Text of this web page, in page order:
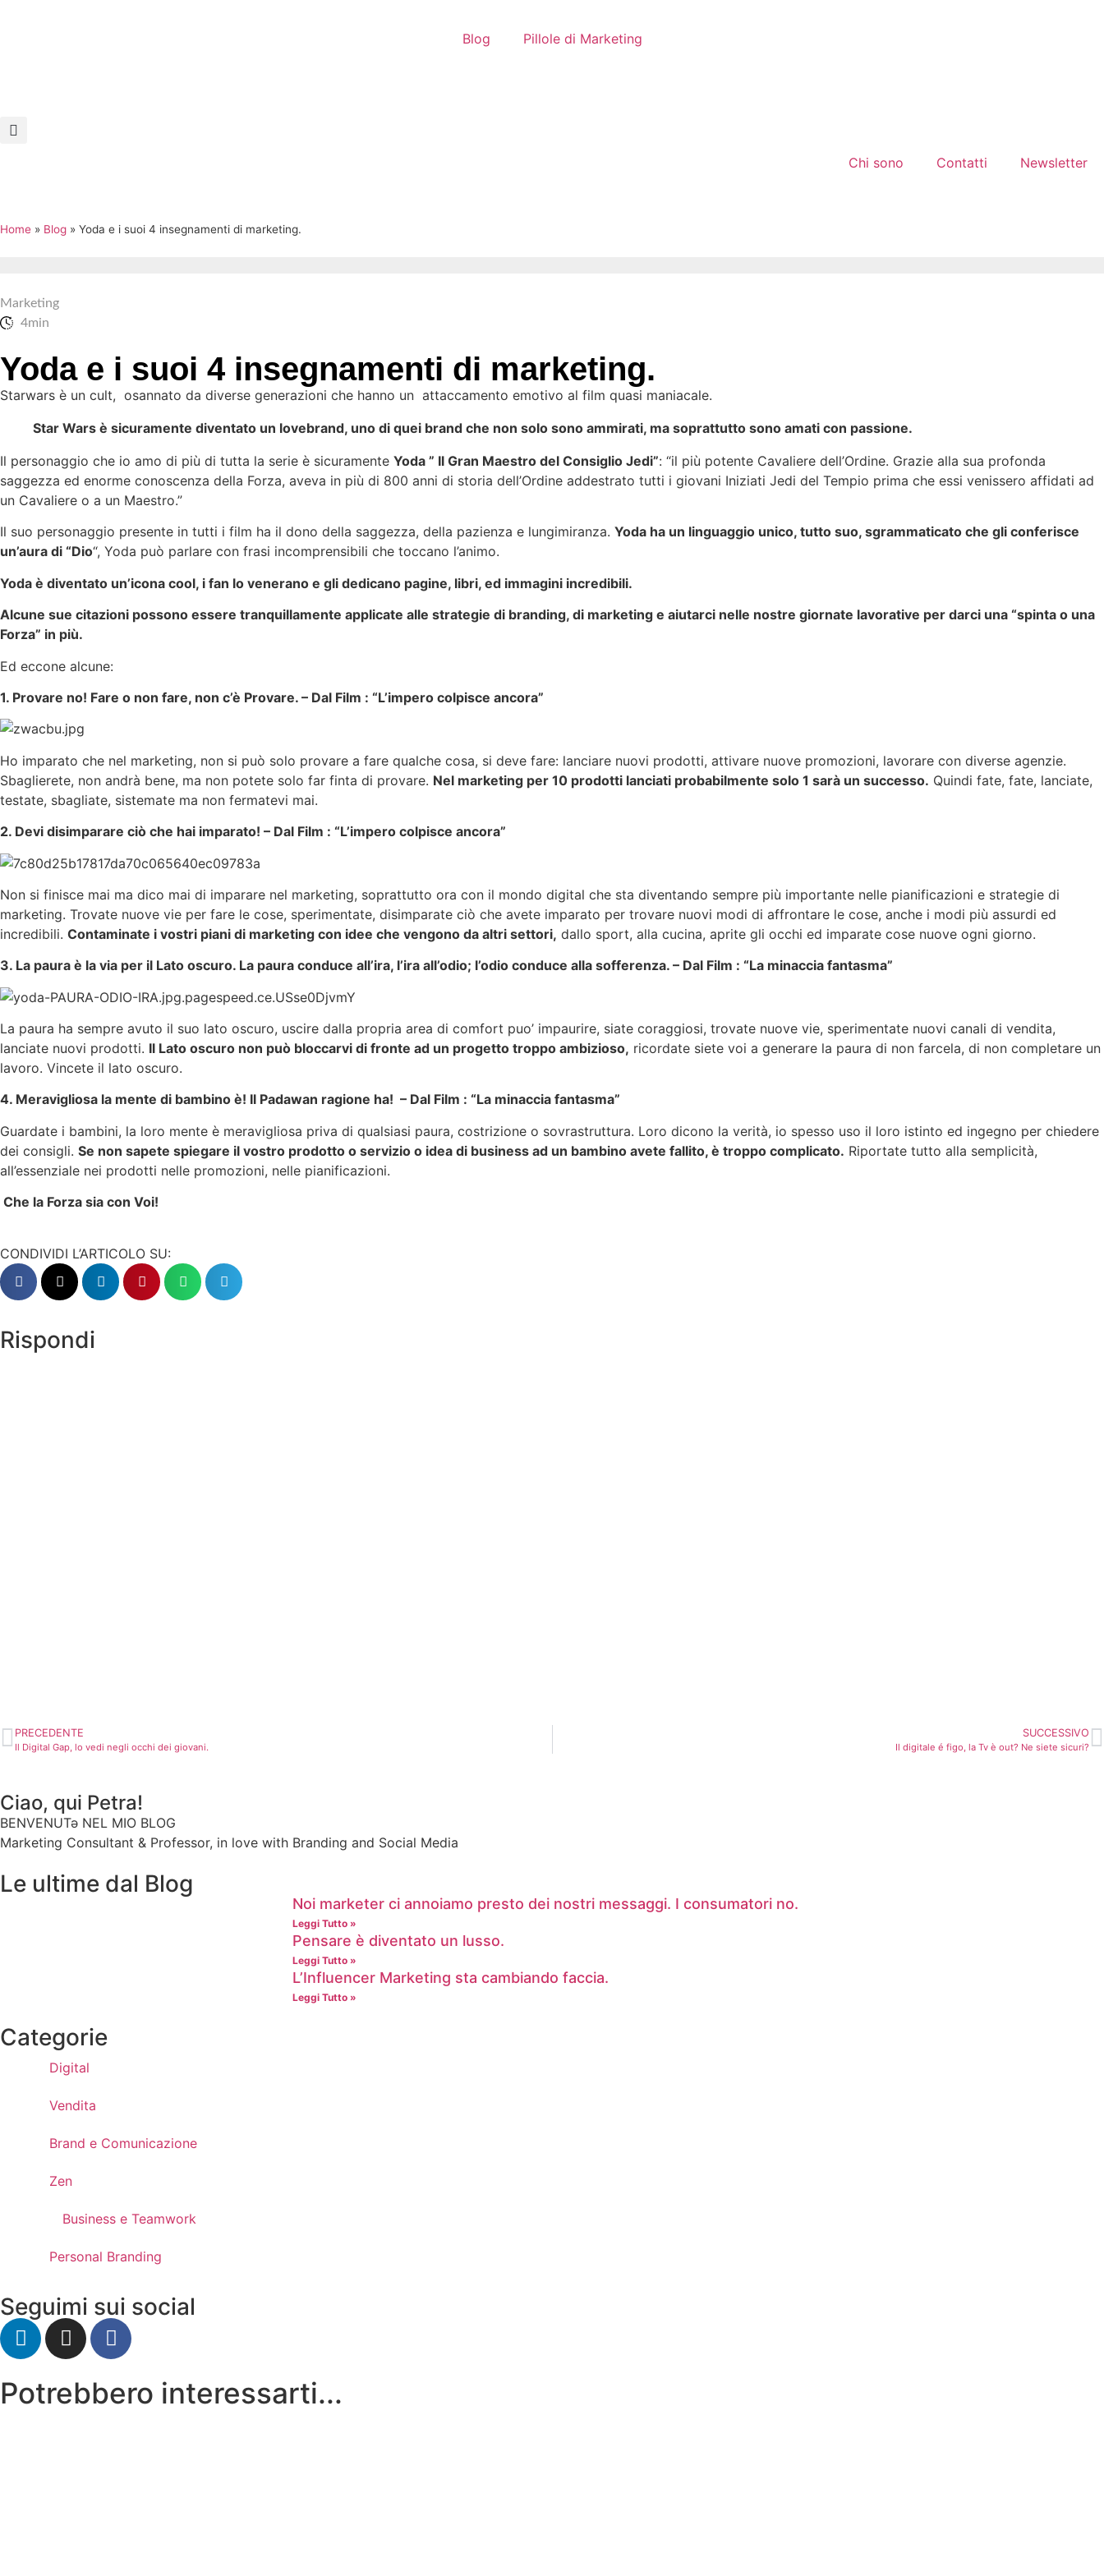
Blog Pillole di Marketing
Chi sono Contatti Newsletter
Home » Blog » Yoda e i suoi 4 insegnamenti di marketing.
Marketing
4min
Yoda e i suoi 4 insegnamenti di marketing.
Starwars è un cult, osannato da diverse generazioni che hanno un attaccamento emotivo al film quasi maniacale.
Star Wars è sicuramente diventato un lovebrand, uno di quei brand che non solo sono ammirati, ma soprattutto sono amati con passione.
Il personaggio che io amo di più di tutta la serie è sicuramente Yoda ” Il Gran Maestro del Consiglio Jedi”: “il più potente Cavaliere dell’Ordine. Grazie alla sua profonda
saggezza ed enorme conoscenza della Forza, aveva in più di 800 anni di storia dell’Ordine addestrato tutti i giovani Iniziati Jedi del Tempio prima che essi venissero affidati ad
un Cavaliere o a un Maestro.”
Il suo personaggio presente in tutti i film ha il dono della saggezza, della pazienza e lungimiranza. Yoda ha un linguaggio unico, tutto suo, sgrammaticato che gli conferisce
un’aura di “Dio“, Yoda può parlare con frasi incomprensibili che toccano l’animo.
Yoda è diventato un’icona cool, i fan lo venerano e gli dedicano pagine, libri, ed immagini incredibili.
Alcune sue citazioni possono essere tranquillamente applicate alle strategie di branding, di marketing e aiutarci nelle nostre giornate lavorative per darci una “spinta o una
Forza” in più.
Ed eccone alcune:
1. Provare no! Fare o non fare, non c’è Provare. – Dal Film : “L’impero colpisce ancora”
Ho imparato che nel marketing, non si può solo provare a fare qualche cosa, si deve fare: lanciare nuovi prodotti, attivare nuove promozioni, lavorare con diverse agenzie.
Sbaglierete, non andrà bene, ma non potete solo far finta di provare. Nel marketing per 10 prodotti lanciati probabilmente solo 1 sarà un successo. Quindi fate, fate, lanciate,
testate, sbagliate, sistemate ma non fermatevi mai.
2. Devi disimparare ciò che hai imparato! – Dal Film : “L’impero colpisce ancora”
Non si finisce mai ma dico mai di imparare nel marketing, soprattutto ora con il mondo digital che sta diventando sempre più importante nelle pianificazioni e strategie di
marketing. Trovate nuove vie per fare le cose, sperimentate, disimparate ciò che avete imparato per trovare nuovi modi di affrontare le cose, anche i modi più assurdi ed
incredibili. Contaminate i vostri piani di marketing con idee che vengono da altri settori, dallo sport, alla cucina, aprite gli occhi ed imparate cose nuove ogni giorno.
3. La paura è la via per il Lato oscuro. La paura conduce all’ira, l’ira all’odio; l’odio conduce alla sofferenza. – Dal Film : “La minaccia fantasma”
La paura ha sempre avuto il suo lato oscuro, uscire dalla propria area di comfort puo’ impaurire, siate coraggiosi, trovate nuove vie, sperimentate nuovi canali di vendita,
lanciate nuovi prodotti. Il Lato oscuro non può bloccarvi di fronte ad un progetto troppo ambizioso, ricordate siete voi a generare la paura di non farcela, di non completare un
lavoro. Vincete il lato oscuro.
4. Meravigliosa la mente di bambino è! Il Padawan ragione ha! – Dal Film : “La minaccia fantasma”
Guardate i bambini, la loro mente è meravigliosa priva di qualsiasi paura, costrizione o sovrastruttura. Loro dicono la verità, io spesso uso il loro istinto ed ingegno per chiedere
dei consigli. Se non sapete spiegare il vostro prodotto o servizio o idea di business ad un bambino avete fallito, è troppo complicato. Riportate tutto alla semplicità,
all’essenziale nei prodotti nelle promozioni, nelle pianificazioni.
Che la Forza sia con Voi!
CONDIVIDI L’ARTICOLO SU:
Rispondi
PRECEDENTE
Il Digital Gap, lo vedi negli occhi dei giovani.
SUCCESSIVO
Il digitale é figo, la Tv è out? Ne siete sicuri?
Ciao, qui Petra!
BENVENUTə NEL MIO BLOG
Marketing Consultant & Professor, in love with Branding and Social Media
Le ultime dal Blog
Noi marketer ci annoiamo presto dei nostri messaggi. I consumatori no.
Leggi Tutto »
Pensare è diventato un lusso.
Leggi Tutto »
L’Influencer Marketing sta cambiando faccia.
Leggi Tutto »
Categorie
Digital
Vendita
Brand e Comunicazione
Zen
Business e Teamwork
Personal Branding
Seguimi sui social
Potrebbero interessarti...